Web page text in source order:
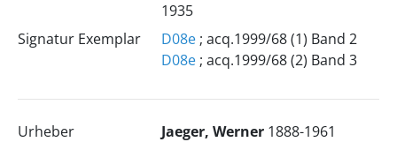
1935
Signatur Exemplar
D08e; acq.1999/68 (1) Band 2
D08e; acq.1999/68 (2) Band 3
Urheber Jaeger, Werner 1888-1961